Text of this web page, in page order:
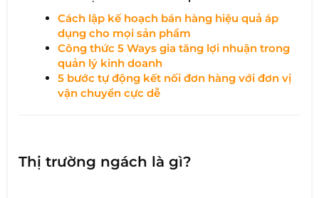
Cách lập kế hoạch bán hàng hiệu quả áp
dụng cho mọi sản phẩm
Công thức 5 Ways gia tăng lợi nhuận trong
quản lý kinh doanh
5 bước tự động kết nối đơn hàng với đơn vị
vận chuyển cực dễ
Thị trường ngách là gì?